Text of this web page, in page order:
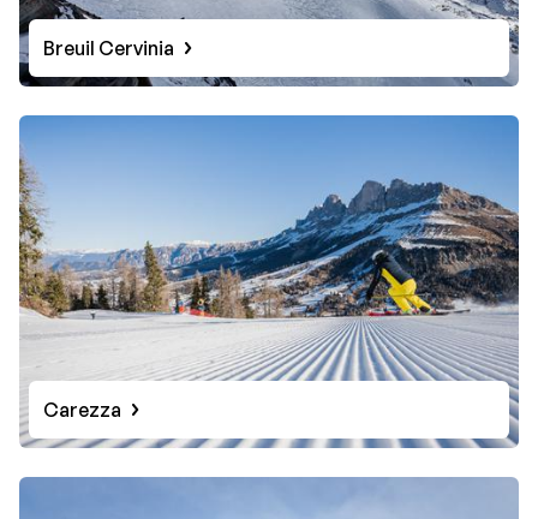
Breuil Cervinia
Carezza